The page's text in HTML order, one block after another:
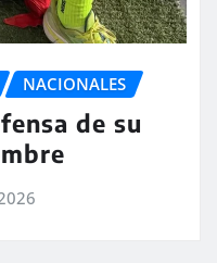
NACIONALES
de su